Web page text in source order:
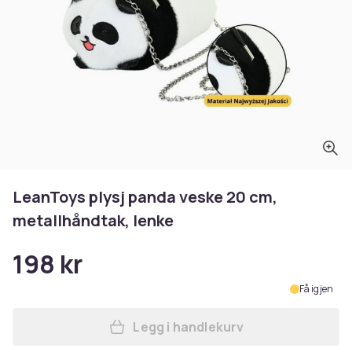
LeanToys plysj panda veske 20 cm,
metallhåndtak, lenke
198 kr
Få igjen
Legg LeanToys plysj
Legg i handlekurv